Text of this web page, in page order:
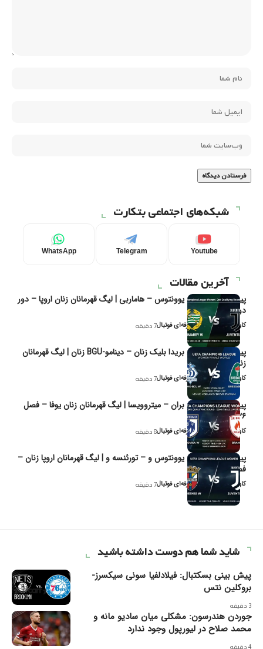
شبکه‌های اجتماعی بتکارت
Youtube
Telegram
WhatsApp
آخرین مقالات
پیش‌بینی و تحلیل یوونتوس – هاماربی | لیگ قهرمانان زنان اروپا – دور
دوم مرحله
کاوه نیک‌فر، تحلیل‌گر حرفه‌ای فوتبال7 دقیقه
پیش‌بینی و تحلیل بریدا بلیک زنان – دینامو-BGU زنان | لیگ قهرمانان
زنان یوفا
کاوه نیک‌فر، تحلیل‌گر حرفه‌ای فوتبال7 دقیقه
پیش‌بینی و تحلیل بران – میتروویسا | لیگ قهرمانان زنان یوفا – فصل
۲۰۲۶
کاوه نیک‌فر، تحلیل‌گر حرفه‌ای فوتبال8 دقیقه
پیش‌بینی و تحلیل یوونتوس و – تورئنسه و | لیگ قهرمانان اروپا زنان –
فصل ۲۰۲۶
کاوه نیک‌فر، تحلیل‌گر حرفه‌ای فوتبال7 دقیقه
شاید شما هم دوست داشته باشید
پیش بینی بسکتبال: فیلادلفیا سونی سیکسرز-
بروکلین نتس
3 دقیقه
جوردن هندرسون: مشکلی میان سادیو مانه و
محمد صلاح در لیورپول وجود ندارد
4 دقیقه